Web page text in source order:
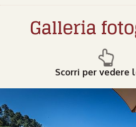
Galleria
Scorri per vedere